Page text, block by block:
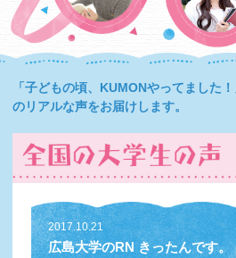
「子どもの頃、KUMONやってました
のリアルな声をお届けします。
2017.10.21
広島大学のRN きったんです。